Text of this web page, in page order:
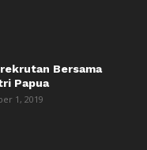
Bersama
Papua
1, 2019